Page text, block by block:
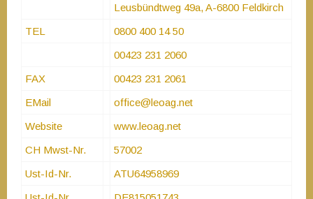
Leusbündtweg 49a, A-6800 Feldkirch
TEL
0800 400 14 50
00423 231 2060
FAX
00423 231 2061
EMail
office@leoag.net
Website
www.leoag.net
CH Mwst-Nr.
57002
Ust-Id-Nr.
ATU64958969